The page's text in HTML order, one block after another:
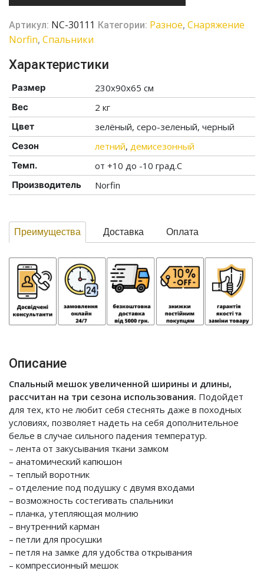
Артикул: NC-30111 Категории: Разное, Снаряжение
Norfin, Спальники
Характеристики
Размер 230x90x65 см
Вес 2 кг
Цвет зелёный, серо-зеленый, черный
Сезон летний, демисезонный
Темп. от +10 до -10 град.С
Производитель Norfin
Преимущества Доставка Оплата
Описание
Спальный мешок увеличенной ширины и длины,
рассчитан на три сезона использования. Подойдет
для тех, кто не любит себя стеснять даже в походных
условиях, позволяет надеть на себя дополнительное
белье в случае сильного падения температур.
– лента от закусывания ткани замком
– анатомический капюшон
– теплый воротник
– отделение под подушку с двумя входами
– возможность состегивать спальники
– планка, утепляющая молнию
– внутренний карман
– петли для просушки
– петля на замке для удобства открывания
– компрессионный мешок